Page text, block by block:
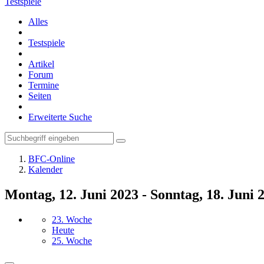
Alles
Testspiele
Artikel
Forum
Termine
Seiten
Erweiterte Suche
BFC-Online
Kalender
Montag, 12. Juni 2023 - Sonntag, 18. Juni
23. Woche
Heute
25. Woche